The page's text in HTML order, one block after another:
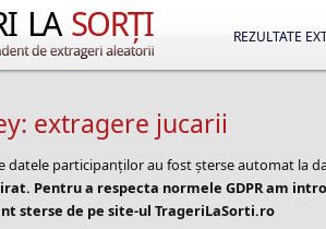
REZULTATE
extragere jucarii
datele participanților au fost șterse automat la
Pentru a respecta normele GDPR am
sterse de pe site-ul TrageriLaSorti.ro